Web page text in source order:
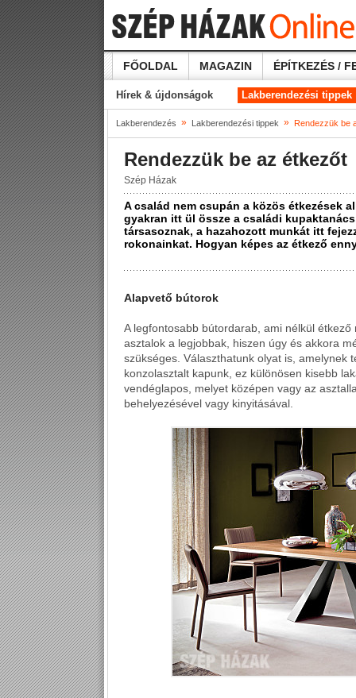
FŐOLDAL MAGAZIN ÉPÍTKEZÉS /
Hírek & újdonságok Lakberendezési tippek
Lakberendezés » Lakberendezési tippek » Rendezzük be
Rendezzük be az étkezőt
Szép Házak
A család nem csupán a közös étkezések
gyakran itt ül össze a családi
társasoznak, a hazahozott munkát itt
rokonainkat. Hogyan képes az étkező
Alapvető bútorok
A legfontosabb bútordarab, ami nélkül
asztalok a legjobbak, hiszen úgy és akkora
szükséges. Választhatunk olyat is, amelynek
konzolasztalt kapunk, ez különösen kisebb
vendéglapos, melyet középen vagy az
behelyezésével vagy kinyitásával.